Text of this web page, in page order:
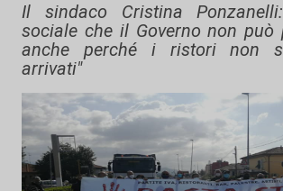
Il sindaco Cristina
sociale che il Governo non può
anche perché i ristori non
arrivati"